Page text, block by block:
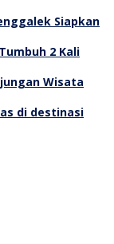
Siapkan
2 Kali
Wisata